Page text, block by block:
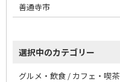
善通寺市
選択中のカテゴリー
グルメ・飲食 / カフェ・喫茶